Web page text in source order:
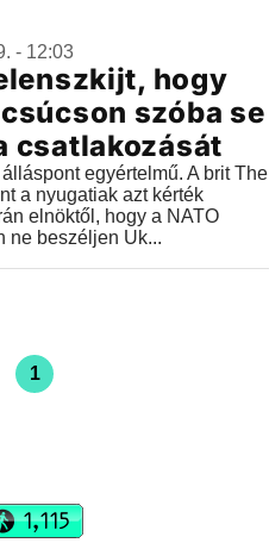
- 12:03
hogy
szóba se
csatlakozását
egyértelmű. A brit The
a nyugatiak azt kérték
elnöktől, hogy a NATO
ne beszéljen Uk...
1